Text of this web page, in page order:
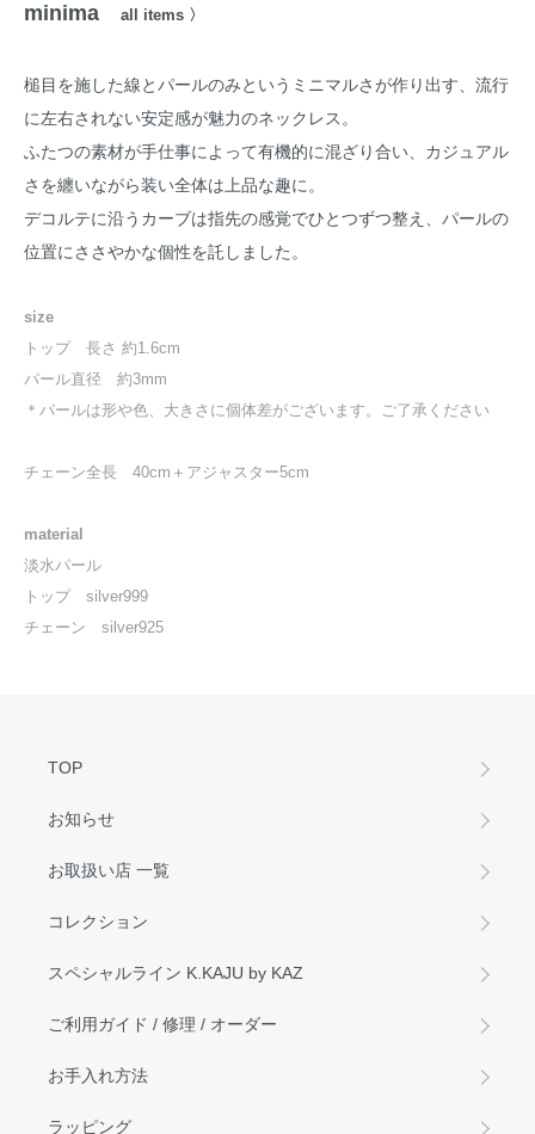
minima all items 〉
槌目を施した線とパールのみというミニマルさが作り出す、流行
に左右されない安定感が魅力のネックレス。
ふたつの素材が手仕事によって有機的に混ざり合い、カジュアル
さを纏いながら装い全体は上品な趣に。
デコルテに沿うカーブは指先の感覚でひとつずつ整え、パールの
位置にささやかな個性を託しました。
size
トップ 長さ 約1.6cm
パール直径 約3mm
＊パールは形や色、大きさに個体差がございます。ご了承ください
チェーン全長 40cm＋アジャスター5cm
material
淡水パール
トップ silver999
チェーン silver925
TOP
お知らせ
お取扱い店 一覧
コレクション
スペシャルライン K.KAJU by KAZ
ご利用ガイド / 修理 / オーダー
お手入れ方法
ラッピング